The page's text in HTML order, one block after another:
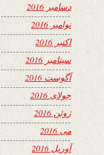
دسامبر 2016
نوامبر 2016
اکتبر 2016
سپتامبر 2016
آگوست 2016
جولای 2016
ژوئن 2016
می 2016
آوریل 2016